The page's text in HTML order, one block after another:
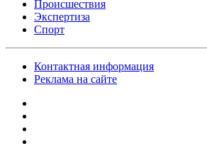
Происшествия
Экспертиза
Спорт
Контактная информация
Реклама на сайте